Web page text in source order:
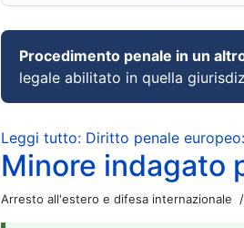
Procedimento penale in un
legale abilitato in quella
Leggi tutto: Diritto penale
Minore indagato
Arresto all'estero e difesa internazionale